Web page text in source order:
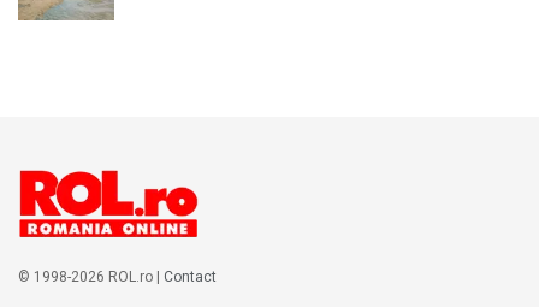
© 1998-2026 ROL.ro | Contact